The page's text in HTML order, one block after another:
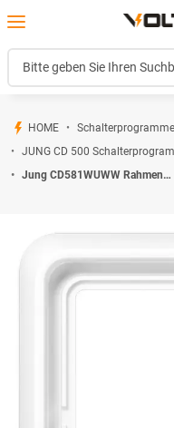
HOME Schalterprogramme
JUNG CD 500
Jung CD581WUWW Rahmen 1fach (Thermoplast bruchsicher) Alpinweiß Serie CD